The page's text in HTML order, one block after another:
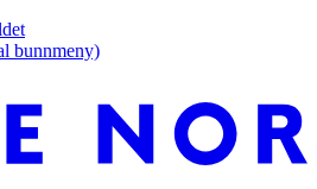
bunnmeny)